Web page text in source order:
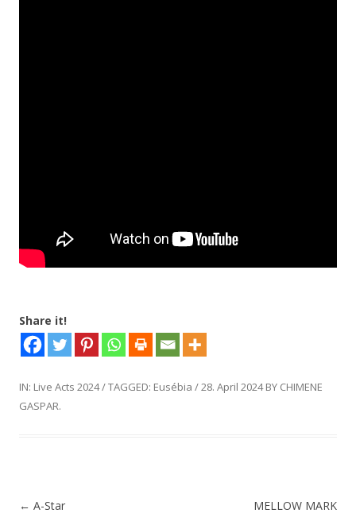
Share it!
IN: Live Acts 2024/TAGGED: Eusébia /28. April 2024BY CHIMENE
GASPAR.
Post
navigation
Post
← A-Star
MELLOW MARK